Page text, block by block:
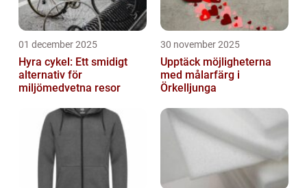
01 december 2025
Hyra cykel: Ett smidigt
alternativ för
miljömedvetna resor
30 november 2025
Upptäck möjligheterna
med målarfärg i
Örkelljunga